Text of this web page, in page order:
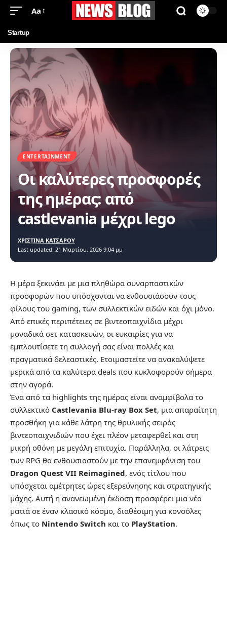
Aa
Startup
ENTERTAINMENT
Οι καλύτερες προσφορές
της ημέρας: από
castlevania μέχρι lego
Last updated: 21 Μαρτίου, 2026 9:04 μμ
ΧΡΙΣΤΙΝΑ ΚΑΤΣΑΡΟΥ
Η μέρα ξεκινάει με μια πληθώρα συναρπαστικών
προσφορών που υπόσχονται να ενθουσιάσουν τους
φίλους του gaming, των συλλεκτικών ειδών και όχι μόνο.
Από επικές περιπέτειες σε βιντεοπαιχνίδια μέχρι
μοναδικά σετ κατασκευών, οι ευκαιρίες για να
εμπλουτίσετε τη συλλογή σας είναι πολλές και
πραγματικά δελεαστικές. Ετοιμαστείτε να ανακαλύψετε
μερικά από τα καλύτερα deals που κυκλοφορούν σήμερα
στην αγορά.
Ένα από τα highlights της ημέρας είναι αναμφίβολα το
συλλεκτικό Castlevania Blu-ray Box Set, μια απαραίτητη
προσθήκη για κάθε λάτρη της θρυλικής σειράς
βιντεοπαιχνιδιών που έχει πλέον μεταφερθεί και στη
μικρή οθόνη με μεγάλη επιτυχία. Παράλληλα, οι λάτρεις
των RPG θα ενθουσιαστούν με την επανεμφάνιση του
Dragon Quest VII Reimagined, ενός τίτλου που
υπόσχεται αμέτρητες ώρες εξερεύνησης και στρατηγικής
μάχης. Αυτή η ανανεωμένη έκδοση προσφέρει μια νέα
ματιά σε έναν κλασικό κόσμο, διαθέσιμη για κονσόλες
όπως το Nintendo Switch και το PlayStation.